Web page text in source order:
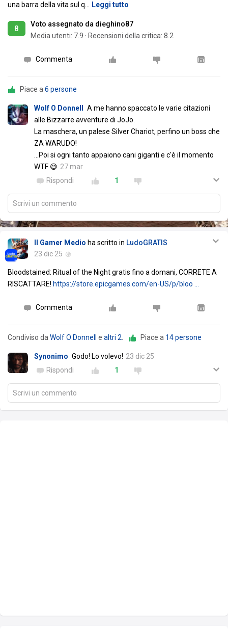
una barra della vita sul q… Leggi tutto
8
Voto assegnato da dieghino87
Media utenti: 7.9 · Recensioni della critica: 8.2
Commenta
Piace a6 persone
Wolf O Donnell
A me hanno spaccato le varie citazioni
alle Bizzarre avventure di JoJo.
La maschera, un palese Silver Chariot, perfino un boss che
ZA WARUDO!
...Poi si ogni tanto appaiono cani giganti e c'è il momento
WTF 😅 27 mar
Rispondi
1
Scrivi un commento
Il Gamer Medio ha scritto in LudoGRATIS
23 dic 25
Bloodstained: Ritual of the Night gratis fino a domani, CORRETE A
RISCATTARE! https://store.epicgames.com/en-US/p/bloo …
Commenta
Condiviso daWolf O Donnell e altri 2. Piace a 14 persone
Synonimo Godo! Lo volevo! 23 dic 25
Rispondi
1
Scrivi un commento